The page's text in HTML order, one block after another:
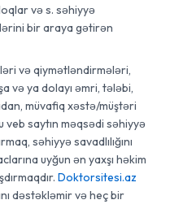
və s. səhiyyə
bir araya gətirən
və qiymətləndirmələri,
və ya dolayı əmri, tələbi,
müvafiq xəstə/müştəri
veb saytın məqsədi səhiyyə
səhiyyə savadlılığını
uyğun ən yaxşı həkim
Doktorsitesi.az
dəstəkləmir və heç bir